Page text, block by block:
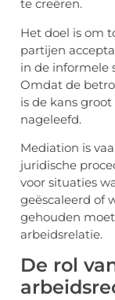
te creëren.
Het doel is om
partijen
in de informele
Omdat de
is de kans
nageleefd.
Mediation is
juridische
voor situaties
geëscaleerd of
gehouden
arbeidsrelatie.
De rol